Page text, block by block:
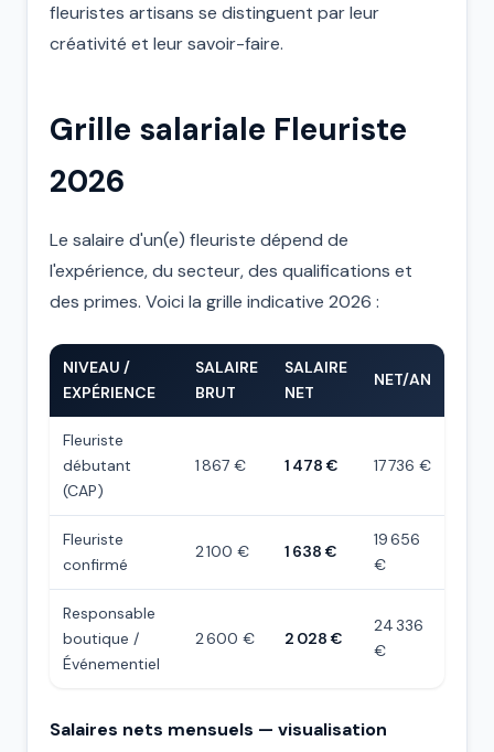
fleuristes artisans se distinguent par leur
créativité et leur savoir-faire.
Grille salariale Fleuriste
2026
Le salaire d'un(e) fleuriste dépend de
l'expérience, du secteur, des qualifications et
des primes. Voici la grille indicative 2026 :
NIVEAU /
EXPÉRIENCE
SALAIRE
BRUT
SALAIRE
NET
NET/AN
Fleuriste
débutant
(CAP)
1 867 € 1 478 € 17 736 €
Fleuriste
confirmé
2 100 € 1 638 €
19 656
€
Responsable
boutique /
Événementiel
2 600 € 2 028 €
24 336
€
Salaires nets mensuels — visualisation